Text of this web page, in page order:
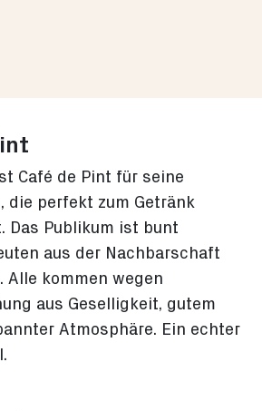
Café de Pint für seine
die perfekt zum Getränk
Das Publikum ist bunt
aus der Nachbarschaft
Alle kommen wegen
aus Geselligkeit, gutem
Atmosphäre. Ein echter